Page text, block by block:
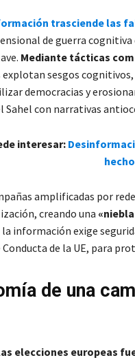
trasciende las
de guerra cognitiva
Mediante tácticas
sesgos
democracias y
Sahel con narrativas
interesar:
amplificadas por
creando una
la información exige
de la UE, para
de una
elecciones europeas